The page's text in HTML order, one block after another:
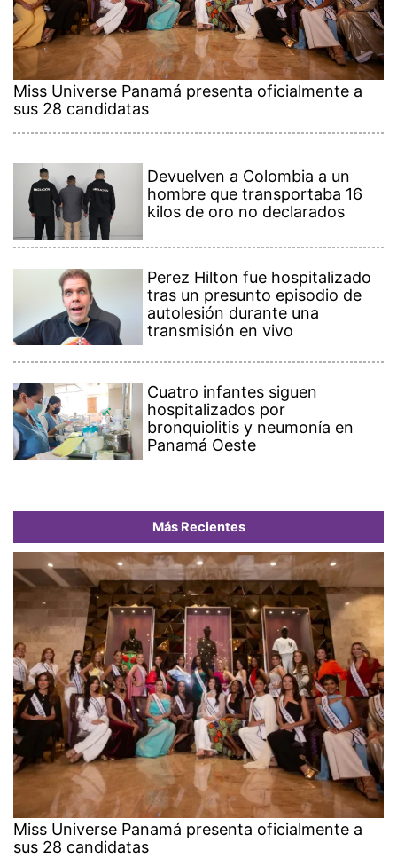
Miss Universe Panamá presenta oficialmente a
sus 28 candidatas
Devuelven a Colombia a un
hombre que transportaba 16
kilos de oro no declarados
Perez Hilton fue hospitalizado
tras un presunto episodio de
autolesión durante una
transmisión en vivo
Cuatro infantes siguen
hospitalizados por
bronquiolitis y neumonía en
Panamá Oeste
Más Recientes
Miss Universe Panamá presenta oficialmente a
sus 28 candidatas